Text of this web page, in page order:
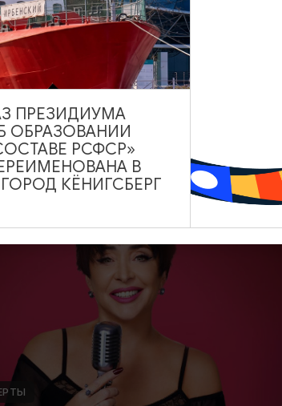
фестиваль
кино «Короче»
- 23.08.2026
Центральный парк культуры и отдыха, Пр-т
1; кинотеатры Калининграда
ПРЕЗИДИУМА
ОБРАЗОВАНИИ
РСФСР»
В
КЁНИГСБЕРГ